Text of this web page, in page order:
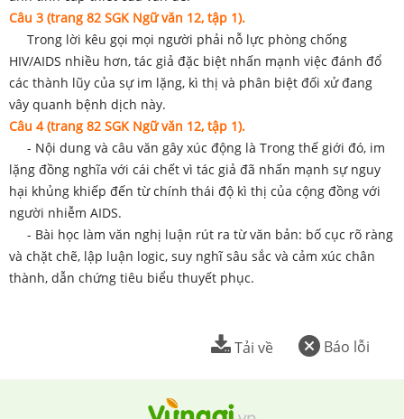
Câu 3 (trang 82 SGK Ngữ văn 12, tập 1).
Trong lời kêu gọi mọi người phải nỗ lực phòng chống
HIV/AIDS nhiều hơn, tác giả đặc biệt nhấn mạnh việc đánh đổ
các thành lũy của sự im lặng, kì thị và phân biệt đối xử đang
vây quanh bệnh dịch này.
Câu 4 (trang 82 SGK Ngữ văn 12, tập 1).
- Nội dung và câu văn gây xúc động là Trong thế giới đó, im
lặng đồng nghĩa với cái chết vì tác giả đã nhấn mạnh sự nguy
hại khủng khiếp đến từ chính thái độ kì thị của cộng đồng với
người nhiễm AIDS.
- Bài học làm văn nghị luận rút ra từ văn bản: bố cục rõ ràng
và chặt chẽ, lập luận logic, suy nghĩ sâu sắc và cảm xúc chân
thành, dẫn chứng tiêu biểu thuyết phục.
Báo lỗi
Tải về